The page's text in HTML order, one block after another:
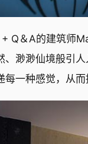
Q＆A的建筑师
、渺渺仙境般引
每一种感觉，从